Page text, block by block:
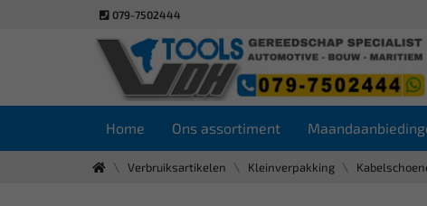
079-7502444
Home Ons assortiment
Verbruiksartikelen Kleinverpakking